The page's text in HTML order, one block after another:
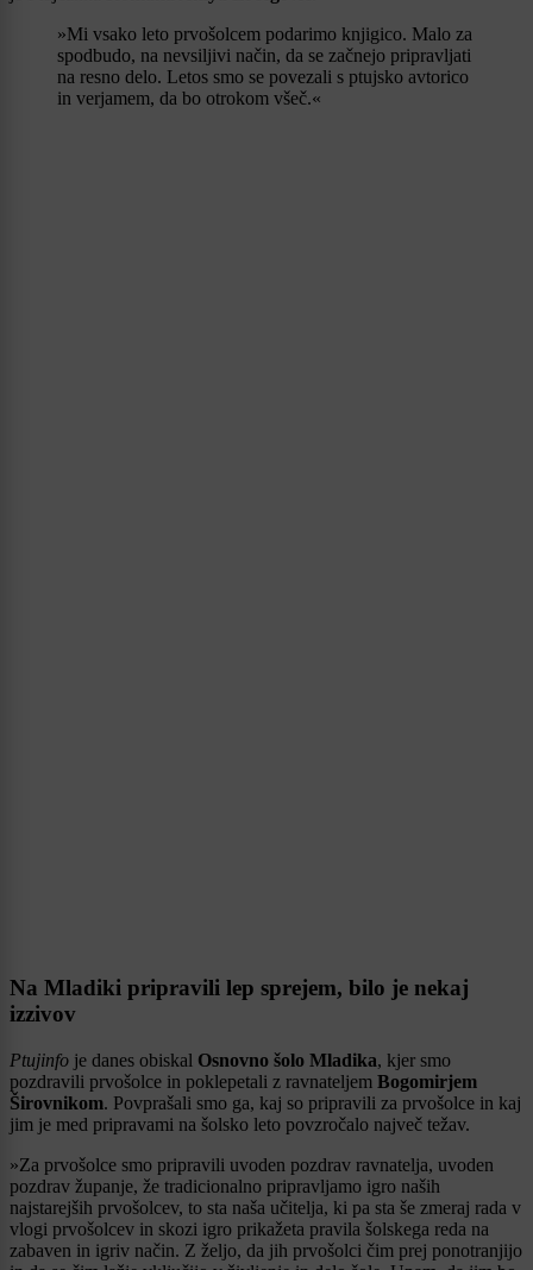
»Mi vsako leto prvošolcem podarimo knjigico. Malo za
spodbudo, na nevsiljivi način, da se začnejo pripravljati
na resno delo. Letos smo se povezali s ptujsko avtorico
in verjamem, da bo otrokom všeč.«
Na Mladiki pripravili lep sprejem, bilo je nekaj
izzivov
Ptujinfo je danes obiskal Osnovno šolo Mladika, kjer smo
pozdravili prvošolce in poklepetali z ravnateljem Bogomirjem
Širovnikom. Povprašali smo ga, kaj so pripravili za prvošolce in kaj
jim je med pripravami na šolsko leto povzročalo največ težav.
»Za prvošolce smo pripravili uvoden pozdrav ravnatelja, uvoden
pozdrav županje, že tradicionalno pripravljamo igro naših
najstarejših prvošolcev, to sta naša učitelja, ki pa sta še zmeraj rada v
vlogi prvošolcev in skozi igro prikažeta pravila šolskega reda na
zabaven in igriv način. Z željo, da jih prvošolci čim prej ponotranjijo